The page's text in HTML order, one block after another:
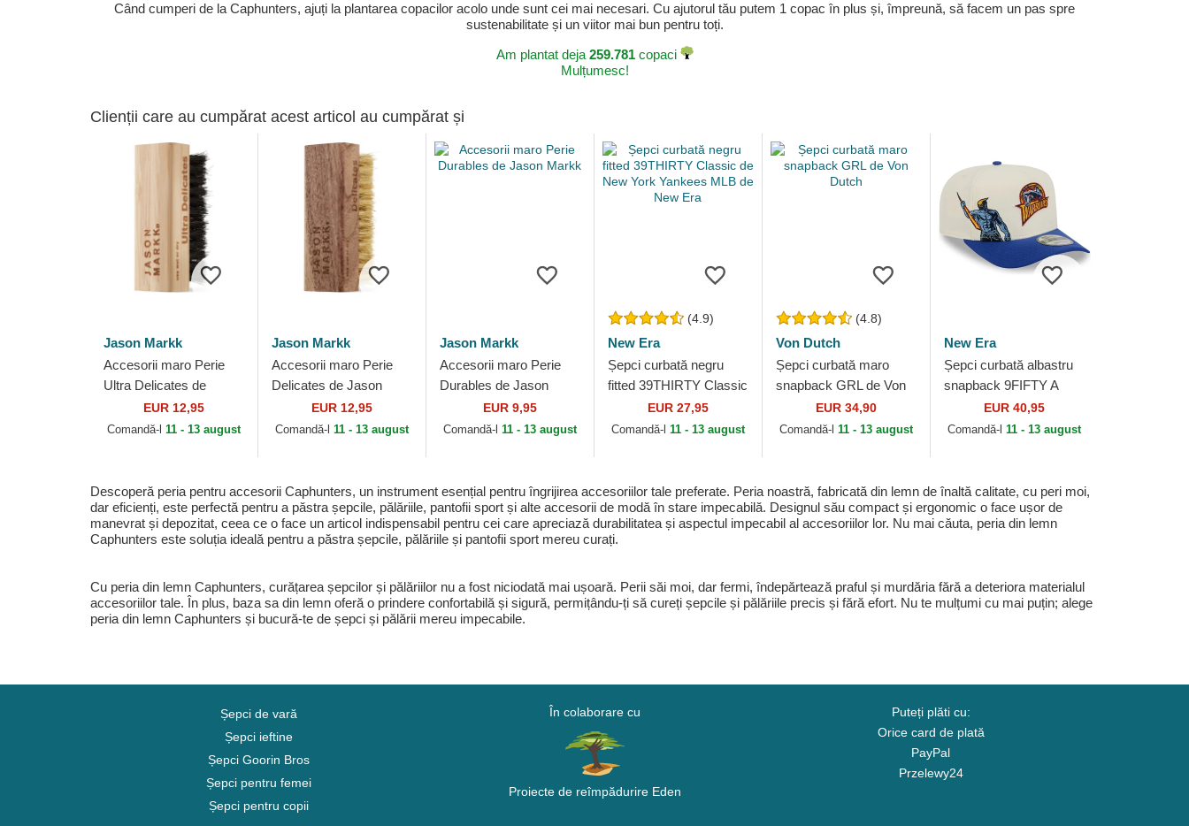
Când cumperi de la Caphunters, ajuți la plantarea copacilor acolo unde sunt cei mai necesari. Cu ajutorul tău putem 1 copac în plus și, împreună, să facem un pas spre
sustenabilitate și un viitor mai bun pentru toți.
Am plantat deja 259.781copaci
Mulțumesc!
Clienții care au cumpărat acest articol au cumpărat și
Jason Markk
Accesorii maro Perie
Ultra Delicates de
Jason Markk
EUR 12,95
Comandă-l 11 - 13 august
Jason Markk
Accesorii maro Perie
Delicates de Jason
EUR 12,95
Comandă-l 11 - 13 august
Jason Markk
Accesorii maro Perie
Durables de Jason
EUR 9,95
Comandă-l 11 - 13 august
(4.9)
New Era
Șepci curbată negru
fitted 39THIRTY Classic
de New York Yankees
MLB de New Era
EUR 27,95
Comandă-l 11 - 13 august
(4.8)
Von Dutch
Șepci curbată maro
snapback GRL de Von
EUR 34,90
Comandă-l 11 - 13 august
New Era
Șepci curbată albastru
snapback 9FIFTY A
Frame Precurved
Hardwood Classics de
EUR 40,95
Comandă-l11 - 13 august
Descoperă peria pentru accesorii Caphunters, un instrument esențial pentru îngrijirea accesoriilor tale preferate. Peria noastră, fabricată din lemn de înaltă calitate, cu peri moi,
dar eficienți, este perfectă pentru a păstra șepcile, pălăriile, pantofii sport și alte accesorii de modă în stare impecabilă. Designul său compact și ergonomic o face ușor de
manevrat și depozitat, ceea ce o face un articol indispensabil pentru cei care apreciază durabilitatea și aspectul impecabil al accesoriilor lor. Nu mai căuta, peria din lemn
Caphunters este soluția ideală pentru a păstra șepcile, pălăriile și pantofii sport mereu curați.
Cu peria din lemn Caphunters, curățarea șepcilor și pălăriilor nu a fost niciodată mai ușoară. Perii săi moi, dar fermi, îndepărtează praful și murdăria fără a deteriora materialul
accesoriilor tale. În plus, baza sa din lemn oferă o prindere confortabilă și sigură, permițându-ți să cureți șepcile și pălăriile precis și fără efort. Nu te mulțumi cu mai puțin; alege
peria din lemn Caphunters și bucură-te de șepci și pălării mereu impecabile.
Șepci de vară
Șepci ieftine
Șepci Goorin Bros
Șepci pentru femei
Șepci pentru copii
În colaborare cu
Proiecte de reîmpădurire Eden
Puteți plăti cu:
Orice card de plată
PayPal
Przelewy24